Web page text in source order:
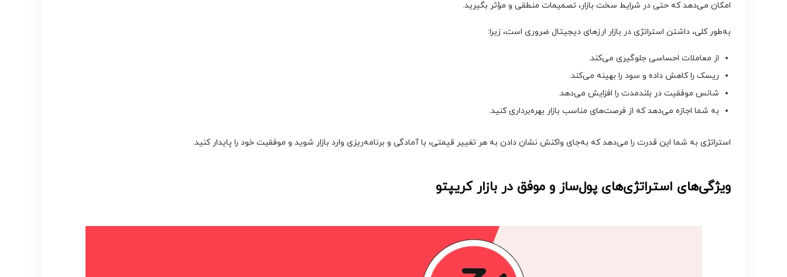
امکان می‌دهد که حتی در شرایط سخت بازار، تصمیمات منطقی و مؤثر بگیرید.
به‌طور کلی، داشتن استراتژی در بازار ارزهای دیجیتال ضروری است، زیرا:
از معاملات احساسی جلوگیری می‌کند.
ریسک را کاهش داده و سود را بهینه می‌کند.
شانس موفقیت در بلندمدت را افزایش می‌دهد.
به شما اجازه می‌دهد که از فرصت‌های مناسب بازار بهره‌برداری کنید.
استراتژی به شما این قدرت را می‌دهد که به‌جای واکنش نشان دادن به هر تغییر قیمتی، با آمادگی و برنامه‌ریزی وارد بازار شوید و موفقیت خود را پایدار کنید.
ویژگی‌های استراتژی‌های پول‌ساز و موفق در بازار کریپتو